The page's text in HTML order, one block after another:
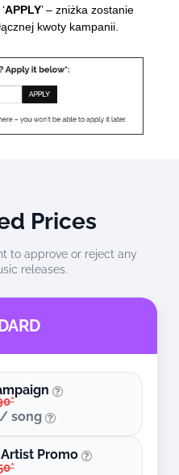
APPLY’ – zniżka zostanie
kwoty kampanii.